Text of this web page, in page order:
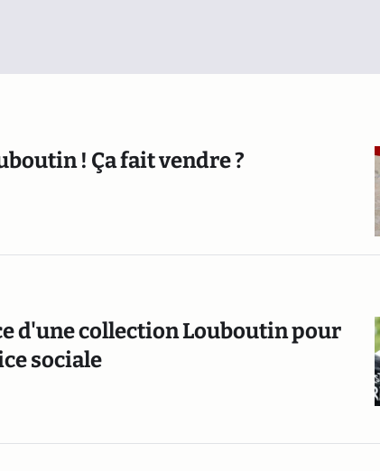
! Ça fait vendre ?
d'une collection Louboutin pour
sociale